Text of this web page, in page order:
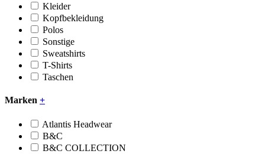
Kleider
Kopfbekleidung
Polos
Sonstige
Sweatshirts
T-Shirts
Taschen
Marken +
Atlantis Headwear
B&C
B&C COLLECTION